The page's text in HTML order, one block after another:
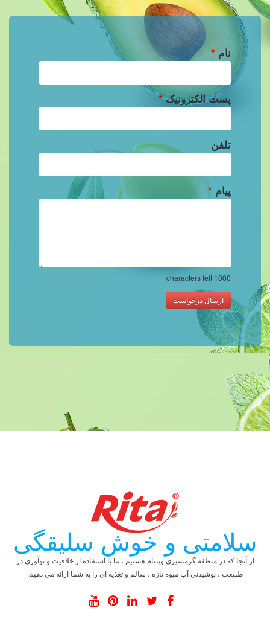
نام *
پست الکترونیک*
تلفن
پیام *
1000
ارسال درخواست
سلامتی و خوش سلیقگی
از آنجا که در منطقه گرمسیری ویتنام هستیم ، ما با استفاده از خلاقیت و نوآوری در
طبیعت ، نوشیدنی آب میوه تازه ، سالم و تغذیه ای را به شما ارائه می دهیم.